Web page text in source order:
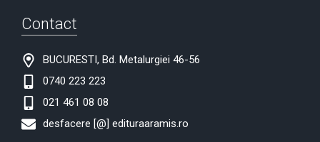
Contact
BUCURESTI, Bd. Metalurgiei 46-56
0740 223 223
021 461 08 08
desfacere [@] edituraaramis.ro